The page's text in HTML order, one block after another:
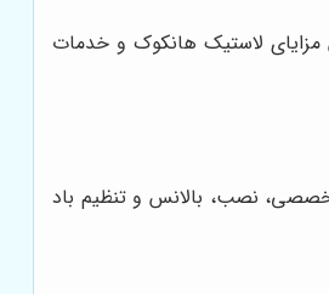
مزایای لاستیک هانکوک و خدمات
نصب، بالانس و تنظیم باد